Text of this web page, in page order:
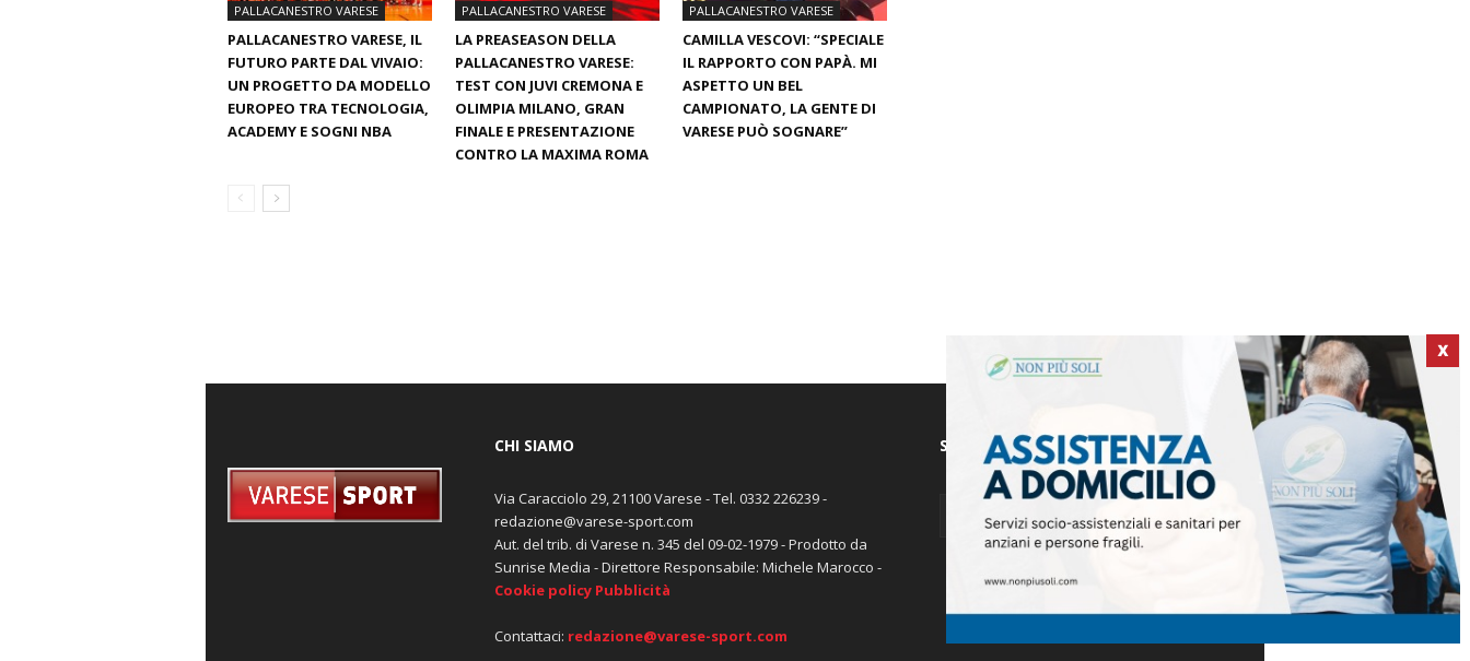
PALLACANESTRO VARESE
PALLACANESTRO VARESE, IL
FUTURO PARTE DAL VIVAIO:
UN PROGETTO DA MODELLO
EUROPEO TRA TECNOLOGIA,
ACADEMY E SOGNI NBA
PALLACANESTRO VARESE
LA PREASEASON DELLA
PALLACANESTRO VARESE:
TEST CON JUVI CREMONA E
OLIMPIA MILANO, GRAN
FINALE E PRESENTAZIONE
CONTRO LA MAXIMA ROMA
PALLACANESTRO VARESE
CAMILLA VESCOVI: “SPECIALE
IL RAPPORTO CON PAPÀ. MI
ASPETTO UN BEL
CAMPIONATO, LA GENTE DI
VARESE PUÒ SOGNARE”
X
CHI SIAMO
Via Caracciolo 29, 21100 Varese - Tel. 0332 226239 -
redazione@varese-sport.com
Aut. del trib. di Varese n. 345 del 09-02-1979 - Prodotto da
Sunrise Media - Direttore Responsabile: Michele Marocco -
Cookie policy Pubblicità
Contattaci: redazione@varese-sport.com
SEGUICI